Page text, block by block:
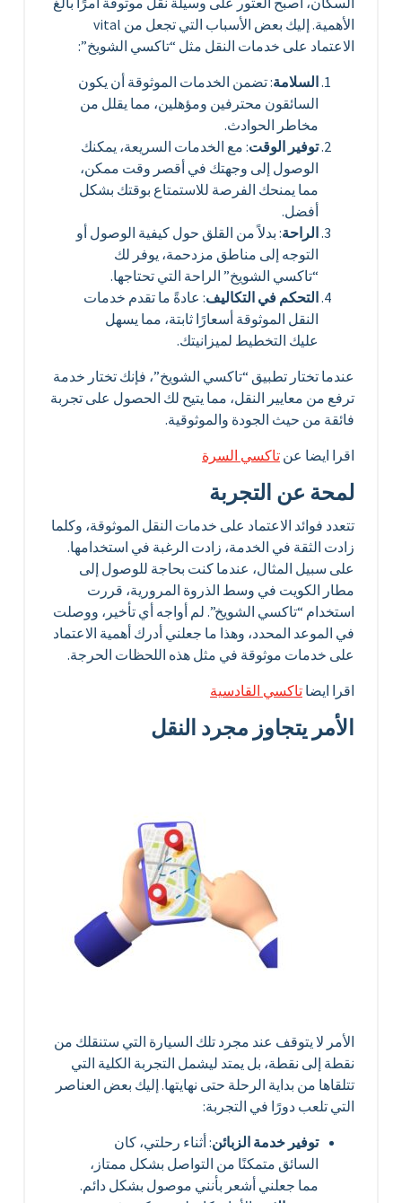
الأهمية. إليك بعض الأسباب التي تجعل من vital
الاعتماد على خدمات النقل مثل “تاكسي الشويخ”:
السلامة: تضمن الخدمات الموثوقة أن يكون
السائقون محترفين ومؤهلين، مما يقلل من
مخاطر الحوادث.
توفير الوقت: مع الخدمات السريعة، يمكنك
الوصول إلى وجهتك في أقصر وقت ممكن،
مما يمنحك الفرصة للاستمتاع بوقتك بشكل
أفضل.
الراحة: بدلاً من القلق حول كيفية الوصول أو
التوجه إلى مناطق مزدحمة، يوفر لك
“تاكسي الشويخ” الراحة التي تحتاجها.
التحكم في التكاليف: عادةً ما تقدم خدمات
النقل الموثوقة أسعارًا ثابتة، مما يسهل
عليك التخطيط لميزانيتك.
عندما تختار تطبيق “تاكسي الشويخ”، فإنك تختار خدمة
ترفع من معايير النقل، مما يتيح لك الحصول على تجربة
فائقة من حيث الجودة والموثوقية.
اقرا ايضا عنتاكسي السرة
لمحة عن التجربة
تتعدد فوائد الاعتماد على خدمات النقل الموثوقة، وكلما
زادت الثقة في الخدمة، زادت الرغبة في استخدامها.
على سبيل المثال، عندما كنت بحاجة للوصول إلى
مطار الكويت في وسط الذروة المرورية، قررت
استخدام “تاكسي الشويخ”. لم أواجه أي تأخير، ووصلت
في الموعد المحدد، وهذا ما جعلني أدرك أهمية الاعتماد
على خدمات موثوقة في مثل هذه اللحظات الحرجة.
اقرا ايضاتاكسي القادسية
الأمر يتجاوز مجرد النقل
الأمر لا يتوقف عند مجرد تلك السيارة التي ستنقلك من
نقطة إلى نقطة، بل يمتد ليشمل التجربة الكلية التي
تتلقاها من بداية الرحلة حتى نهايتها. إليك بعض العناصر
التي تلعب دورًا في التجربة:
توفير خدمة الزبائن: أثناء رحلتي، كان
السائق متمكنًا من التواصل بشكل ممتاز،
مما جعلني أشعر بأنني موصول بشكل دائم.